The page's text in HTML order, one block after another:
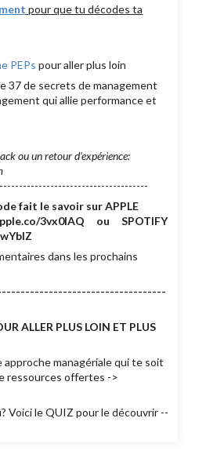
pour que tu décodes ta
PEPs pour aller plus loin
37 de secrets de management
qui allie performance et
ou un retour d'expérience:
fait le savoir sur APPLE
3vx0lAQ ou SPOTIFY
dans les prochains
ALLER PLUS LOIN ET PLUS
managériale qui te soit
ressources offertes ->
Voici le QUIZ pour le découvrir --